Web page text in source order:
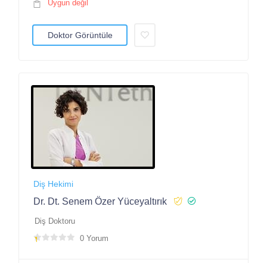
Uygun değil
Doktor Görüntüle
Diş Hekimi
Dr. Dt. Senem Özer Yüceyaltırık
Diş Doktoru
0 Yorum